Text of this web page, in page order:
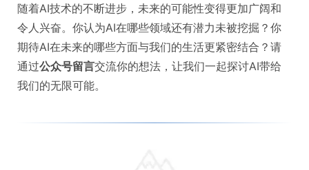
随着AI技术的不断进步，未来的可能性变得更加广阔和
令人兴奋。你认为AI在哪些领域还有潜力未被挖掘？你
期待AI在未来的哪些方面与我们的生活更紧密结合？请
通过公众号留言交流你的想法，让我们一起探讨AI带给
我们的无限可能。